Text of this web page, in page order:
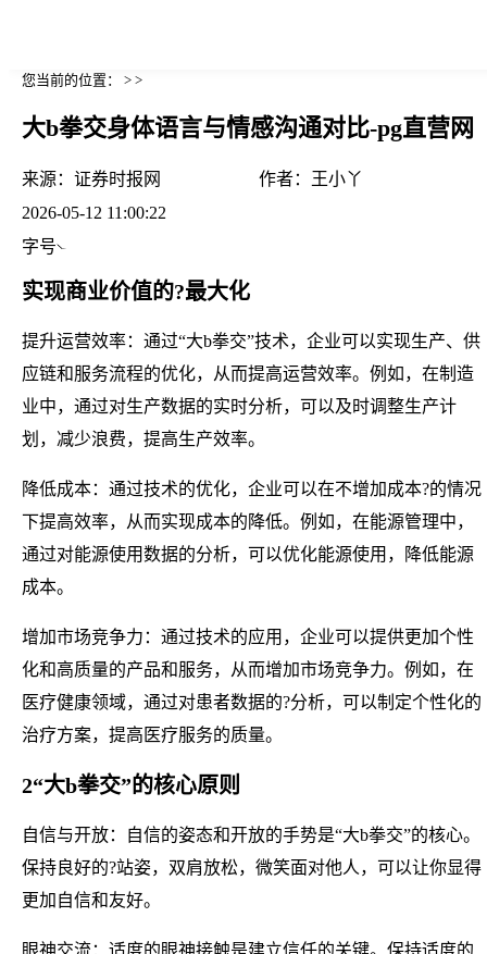
您当前的位置： > >
大b拳交身体语言与情感沟通对比-pg直营网
来源： 证券时报网 作者：
王小丫
2026-05-12 11:00:22
字号
实现商业价值的?最大化
提升运营效率：通过“大b拳交”技术，企业可以实现生产、供
应链和服务流程的优化，从而提高运营效率。例如，在制造
业中，通过对生产数据的实时分析，可以及时调整生产计
划，减少浪费，提高生产效率。
降低成本：通过技术的优化，企业可以在不增加成本?的情况
下提高效率，从而实现成本的降低。例如，在能源管理中，
通过对能源使用数据的分析，可以优化能源使用，降低能源
成本。
增加市场竞争力：通过技术的应用，企业可以提供更加个性
化和高质量的产品和服务，从而增加市场竞争力。例如，在
医疗健康领域，通过对患者数据的?分析，可以制定个性化的
治疗方案，提高医疗服务的质量。
2“大b拳交”的核心原则
自信与开放：自信的姿态和开放的手势是“大b拳交”的核心。
保持良好的?站姿，双肩放松，微笑面对他人，可以让你显得
更加自信和友好。
眼神交流：适度的眼神接触是建立信任的关键。保持适度的